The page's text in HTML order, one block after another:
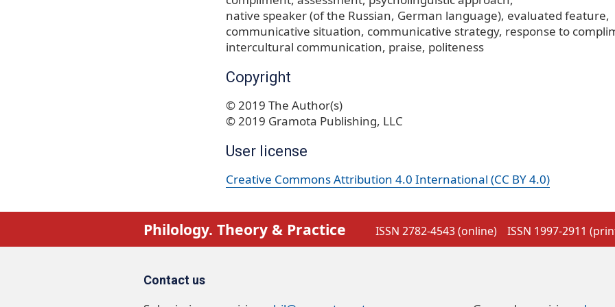
native speaker (of the Russian, German language) evaluated feature
communicative situation communicative strategy response to
intercultural communication praise politeness
Copyright
© 2019 The Author(s)
© 2019 Gramota Publishing, LLC
User license
Creative Commons Attribution 4.0 International (CC BY 4.0)
Philology. Theory & Practice ISSN 2782-4543 (online) ISSN 1997-2911
Contact us